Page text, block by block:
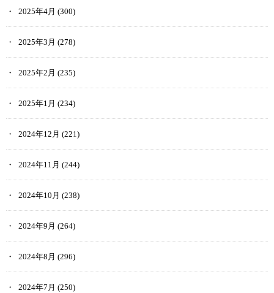
2025年4月 (300)
2025年3月 (278)
2025年2月 (235)
2025年1月 (234)
2024年12月 (221)
2024年11月 (244)
2024年10月 (238)
2024年9月 (264)
2024年8月 (296)
2024年7月 (250)